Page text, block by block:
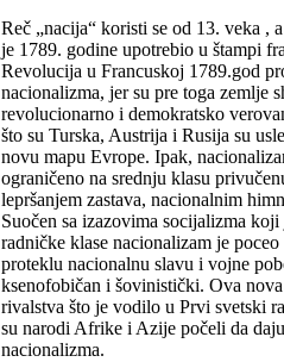
Reč „nacija“ koristi se od 13. veka ,
je 1789. godine upotrebio u štampi
Revolucija u Francuskoj 1789.god
nacionalizma, jer su pre toga zemlje
revolucionarno i demokratsko
što su Turska, Austrija i Rusija su
novu mapu Evrope. Ipak,
ograničeno na srednju klasu
lepršanjem zastava, nacionalnim
Suočen sa izazovima socijalizma
radničke klase nacionalizam je
proteklu nacionalnu slavu i vojne
ksenofobičan i šovinistički. Ova
rivalstva što je vodilo u Prvi svetski
su narodi Afrike i Azije počeli da
nacionalizma.